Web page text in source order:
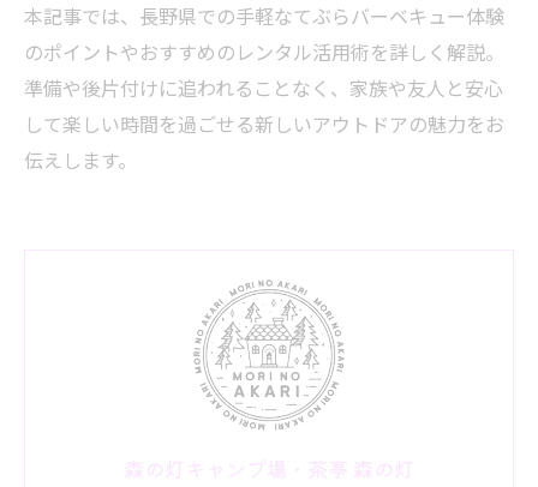
本記事では、長野県での手軽なてぶらバーベキュー体験
のポイントやおすすめのレンタル活用術を詳しく解説。
準備や後片付けに追われることなく、家族や友人と安心
して楽しい時間を過ごせる新しいアウトドアの魅力をお
伝えします。